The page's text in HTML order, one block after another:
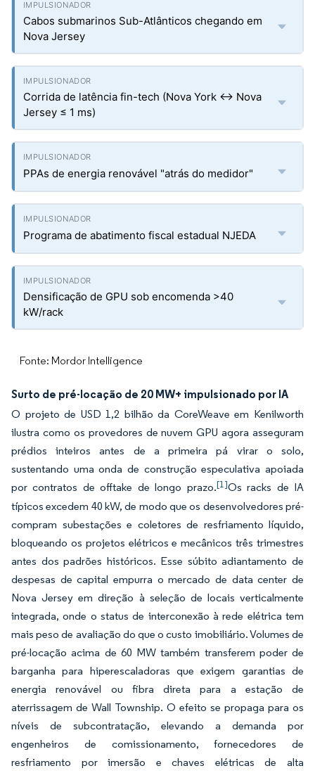
Cabos submarinos Sub-Atlânticos chegando em
Nova Jersey
Corrida de latência fin-tech (Nova York ↔ Nova
Jersey ≤ 1 ms)
PPAs de energia renovável "atrás do medidor"
Programa de abatimento fiscal estadual NJEDA
Densificação de GPU sob encomenda >40
kW/rack
Fonte: Mordor Intelligence
Surto de pré-locação de 20 MW+ impulsionado por IA
O projeto de USD 1,2 bilhão da CoreWeave em Kenilworth
ilustra como os provedores de nuvem GPU agora asseguram
prédios inteiros antes de a primeira pá virar o solo,
sustentando uma onda de construção especulativa apoiada
por contratos de offtake de longo prazo.[1]Os racks de IA
típicos excedem 40 kW, de modo que os desenvolvedores pré-
compram subestações e coletores de resfriamento líquido,
bloqueando os projetos elétricos e mecânicos três trimestres
antes dos padrões históricos. Esse súbito adiantamento de
despesas de capital empurra o mercado de data center de
Nova Jersey em direção à seleção de locais verticalmente
integrada, onde o status de interconexão à rede elétrica tem
mais peso de avaliação do que o custo imobiliário. Volumes de
pré-locação acima de 60 MW também transferem poder de
barganha para hiperescaladoras que exigem garantias de
energia renovável ou fibra direta para a estação de
aterrissagem de Wall Township. O efeito se propaga para os
níveis de subcontratação, elevando a demanda por
engenheiros de comissionamento, fornecedores de
resfriamento por imersão e chaves elétricas de alta